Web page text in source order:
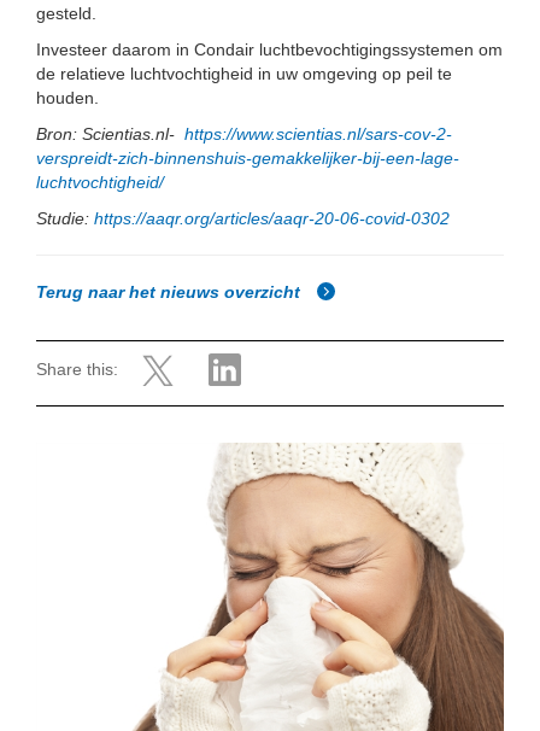
gesteld.
Investeer daarom in Condair luchtbevochtigingssystemen om
de relatieve luchtvochtigheid in uw omgeving op peil te
houden.
Bron: Scientias.nl- https://www.scientias.nl/sars-cov-2-
verspreidt-zich-binnenshuis-gemakkelijker-bij-een-lage-
luchtvochtigheid/
Studie: https://aaqr.org/articles/aaqr-20-06-covid-0302
Terug naar het nieuws overzicht
Share this: